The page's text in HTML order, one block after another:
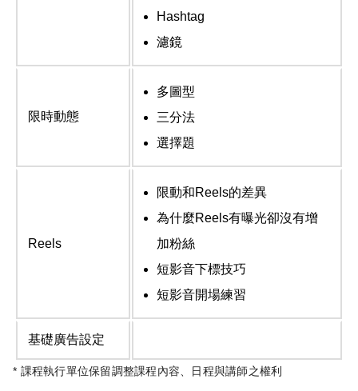
Hashtag
濾鏡
限時動態
多圖型
三分法
選擇題
Reels
限動和Reels的差異
為什麼Reels有曝光卻沒有增
加粉絲
短影音下標技巧
短影音開場練習
基礎廣告設定
* 課程執行單位保留調整課程內容、日程與講師之權利